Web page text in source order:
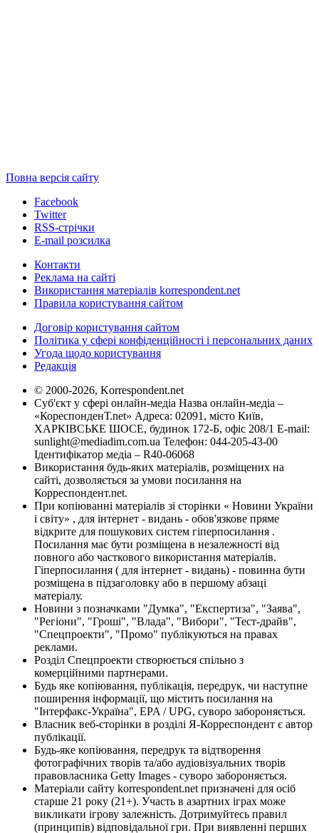
Повна версія сайту
Facebook
Twitter
RSS-стрічки
E-mail розсилка
Контакти
Реклама на сайті
Використання матеріалів korrespondent.net
Правила користування сайтом
Договір користування сайтом
Політика у сфері конфіденційності і персональних даних
Угода щодо користування
Редакція
© 2000-2026, Korrespondent.net
Суб'єкт у сфері онлайн-медіа Назва онлайн-медіа –
«КореспонденТ.net» Адреса: 02091, місто Київ,
ХАРКІВСЬКЕ ШОСЕ, будинок 172-Б, офіс 208/1 E-mail:
sunlight@mediadim.com.ua Телефон: 044-205-43-00
Ідентифікатор медіа – R40-06068
Використання будь-яких матеріалів, розміщених на
сайті, дозволяється за умови посилання на
Корреспондент.net.
При копіюванні матеріалів зі сторінки « Новини України
і світу» , для інтернет - видань - обов'язкове пряме
відкрите для пошукових систем гіперпосилання .
Посилання має бути розміщена в незалежності від
повного або часткового використання матеріалів.
Гіперпосилання ( для інтернет - видань) - повинна бути
розміщена в підзаголовку або в першому абзаці
матеріалу.
Новини з позначками "Думка", "Експертиза", "Заява",
"Регіони", "Гроші", "Влада", "Вибори", "Тест-драйв",
"Спецпроекти", "Промо" публікуються на правах
реклами.
Розділ Спецпроекти створюється спільно з
комерційними партнерами.
Будь яке копіювання, публікація, передрук, чи наступне
поширення інформації, що містить посилання на
"Інтерфакс-Україна", EPA / UPG, суворо забороняється.
Власник веб-сторінки в розділі Я-Корреспондент є автор
публікації.
Будь-яке копіювання, передрук та відтворення
фотографічних творів та/або аудіовізуальних творів
правовласника Getty Images - суворо забороняється.
Матеріали сайту korrespondent.net призначені для осіб
старше 21 року (21+). Участь в азартних іграх може
викликати ігрову залежність. Дотримуйтесь правил
(принципів) відповідальної гри. При виявленні перших